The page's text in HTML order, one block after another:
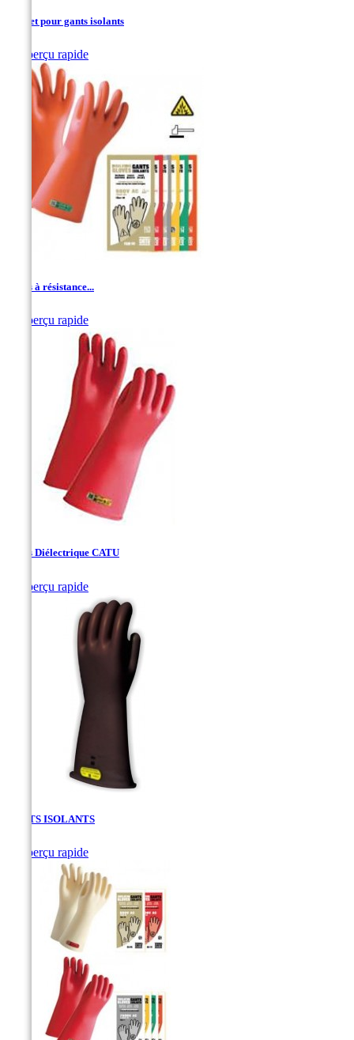
Coffret pour gants isolants
Aperçu rapide
Gants à résistance...
Aperçu rapide
Gants Diélectrique CATU
Aperçu rapide
GANTS ISOLANTS
Aperçu rapide